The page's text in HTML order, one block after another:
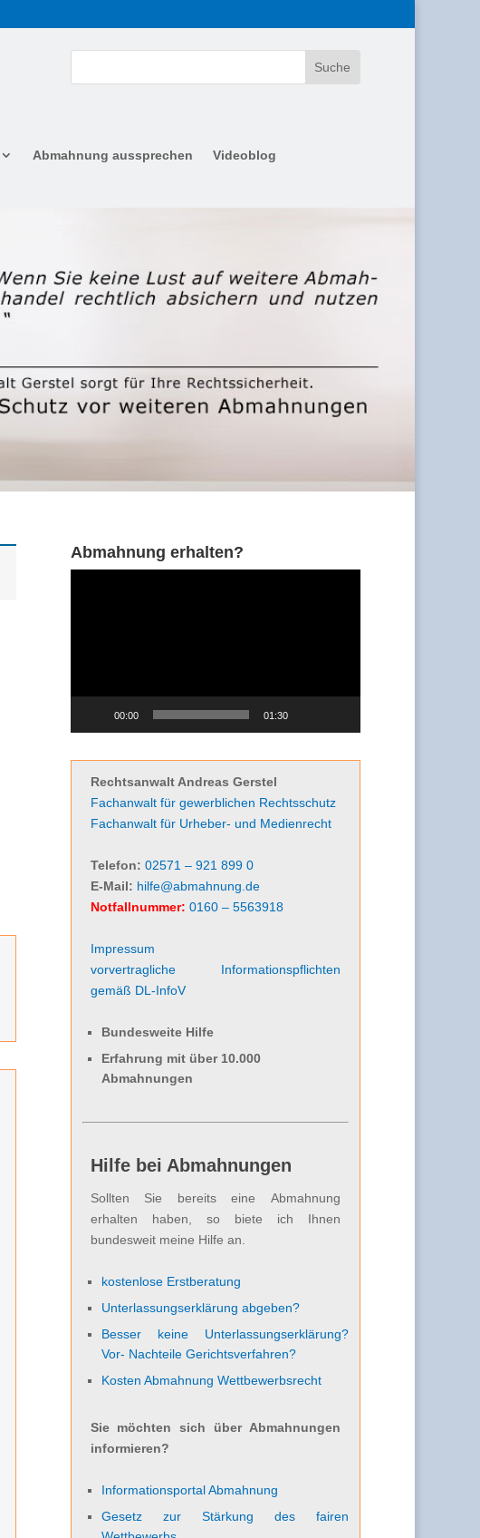
Abmahnung aussprechen
Videoblog
Abmahnung erhalten?
00:00 01:30
Rechtsanwalt Andreas Gerstel
Fachanwalt für gewerblichen Rechtsschutz
Fachanwalt für Urheber- und Medienrecht
Telefon: 02571 – 921 899 0
E-Mail: hilfe@abmahnung.de
Notfallnummer: 0160 – 5563918
Impressum
vorvertragliche Informationspflichten
gemäß DL-InfoV
Bundesweite Hilfe
Erfahrung mit über 10.000
Abmahnungen
Hilfe bei Abmahnungen
Sollten Sie bereits eine Abmahnung
erhalten haben, so biete ich Ihnen
bundesweit meine Hilfe an.
kostenlose Erstberatung
Unterlassungserklärung abgeben?
Besser keine Unterlassungserklärung?
Vor- Nachteile Gerichtsverfahren?
Kosten Abmahnung Wettbewerbsrecht
Sie möchten sich über Abmahnungen
informieren?
Informationsportal Abmahnung
Gesetz zur Stärkung des fairen